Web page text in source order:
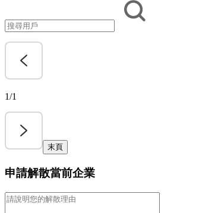
1/1
末頁
申請解散當前企業